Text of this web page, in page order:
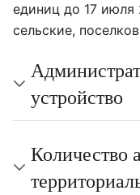
единиц до 17 июля
сельские,
устройство
Количество